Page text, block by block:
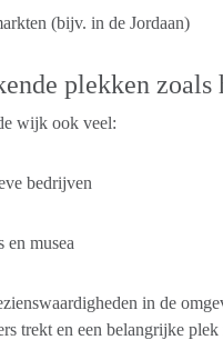
(bijv. in de Jordaan)
plekken
wijk ook veel:
bedrijven
en musea
in de
trekt en een belangrijke